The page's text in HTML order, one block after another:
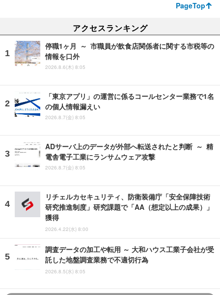
PageTop
アクセスランキング
停職1ヶ月 ～ 市職員が飲食店関係者に関する市税等の
情報を口外
2026.8.6(木) 8:05
「東京アプリ」の運営に係るコールセンター業務で1名
の個人情報漏えい
2026.8.7(金) 8:05
ADサーバ上のデータが外部へ転送されたと判断 ～ 精
電舎電子工業にランサムウェア攻撃
2026.8.7(金) 8:05
リチェルカセキュリティ、防衛装備庁「安全保障技術
研究推進制度」研究課題で「AA（想定以上の成果）」
獲得
2026.4.22(水) 8:00
調査データの加工や転用 ～ 大和ハウス工業子会社が受
託した地盤調査業務で不適切行為
2026.8.5(水) 8:05